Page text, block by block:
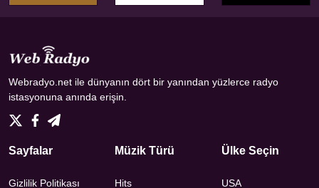
Webradyo.net ile dünyanın dört bir yanından yüzlerce radyo
istasyonuna anında erişin.
Sayfalar
Gizlilik Politikası
Müzik Türü
Hits
Ülke Seçin
USA